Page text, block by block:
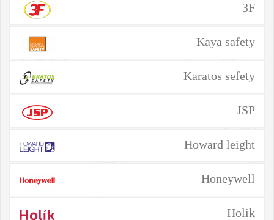
3F
Kaya safety
Karatos sefety
JSP
Howard leight
Honeywell
Holik